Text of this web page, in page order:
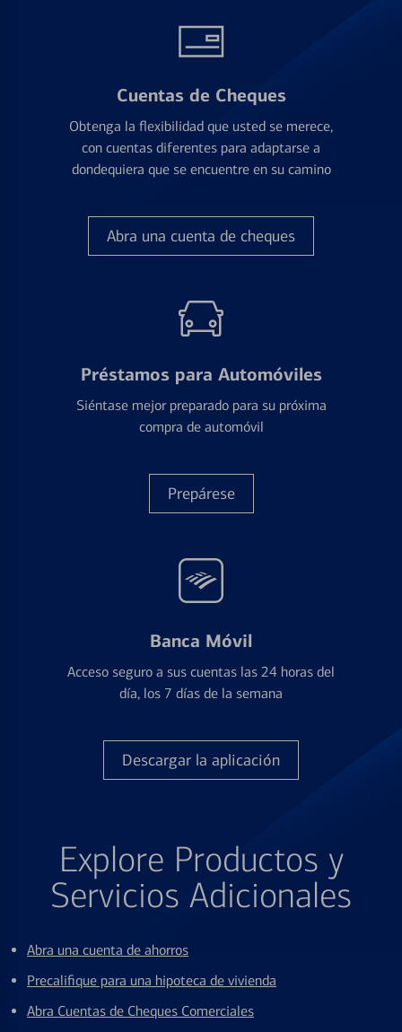
Cuentas de Cheques
Obtenga la flexibilidad que usted se merece,
con cuentas diferentes para adaptarse a
dondequiera que se encuentre en su camino
Abra una cuenta de cheques
Préstamos para Automóviles
Siéntase mejor preparado para su próxima
compra de automóvil
Prepárese
Banca Móvil
Acceso seguro a sus cuentas las 24 horas del
día, los 7 días de la semana
Descargar la aplicación
Explore Productos y
Servicios Adicionales
Abra una cuenta de ahorros
Precalifique para una hipoteca de vivienda
Abra Cuentas de Cheques Comerciales